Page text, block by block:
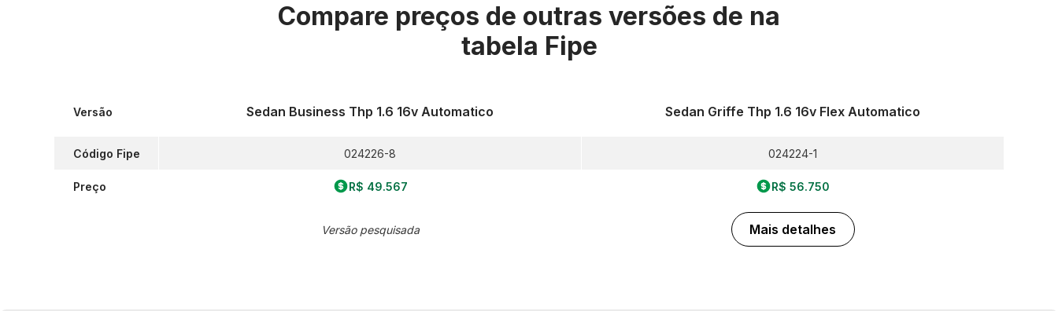
Compare preços de outras versões de na
tabela Fipe
Versão
Código Fipe
Preço
Sedan Business Thp 1.6 16v Automatico
024226-8
R$ 49.567
Versão pesquisada
Sedan Griffe Thp 1.6 16v Flex Automatico
024224-1
R$ 56.750
Mais detalhes